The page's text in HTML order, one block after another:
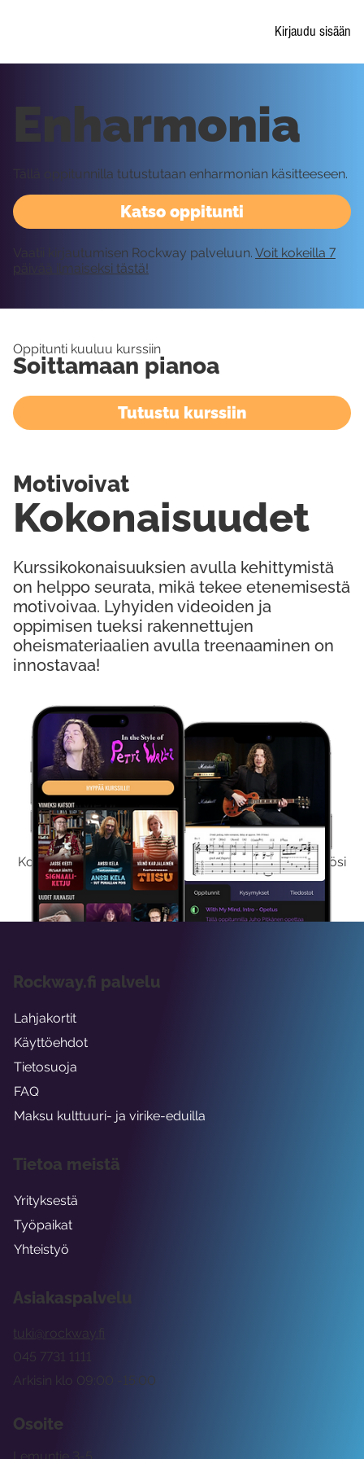
Kirjaudu sisään
Kokeile Ilmaiseksi
Kokeilemalla ilmaiseksi saat koko sisältömme käyttöösi
viikon ajaksi.
Katso oppitunti
Enharmonia
Tällä oppitunnilla tutustutaan enharmonian käsitteeseen.
Vaatii kirjautumisen Rockway palveluun. Voit kokeilla 7
päivää ilmaiseksi tästä!
Oppitunti kuuluu kurssiin
Soittamaan pianoa
Tutustu kurssiin
Kurssikokonaisuuksien avulla kehittymistä
on helppo seurata, mikä tekee etenemisestä
motivoivaa. Lyhyiden videoiden ja
oppimisen tueksi rakennettujen
oheismateriaalien avulla treenaaminen on
innostavaa!
Kokonaisuudet
Motivoivat
Asiakaspalvelu
tuki@rockway.fi
Arkisin klo 09:00 -15:00
045 7731 1111
Osoite
Rockway.fi palvelu
Lahjakortit
Käyttöehdot
Tietosuoja
FAQ
Maksu kulttuuri- ja virike-eduilla
Tietoa meistä
Yrityksestä
Työpaikat
Yhteistyö